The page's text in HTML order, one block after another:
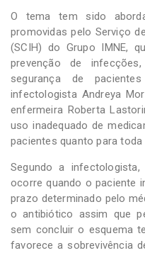
O tema tem sido
promovidas pelo Serviço
(SCIH) do Grupo IMNE,
prevenção de
segurança de
infectologista Andreya
enfermeira Roberta
uso inadequado de
pacientes quanto para toda
Segundo a
ocorre quando o paciente
prazo determinado pelo
o antibiótico assim que
sem concluir o esquema
favorece a sobrevivência